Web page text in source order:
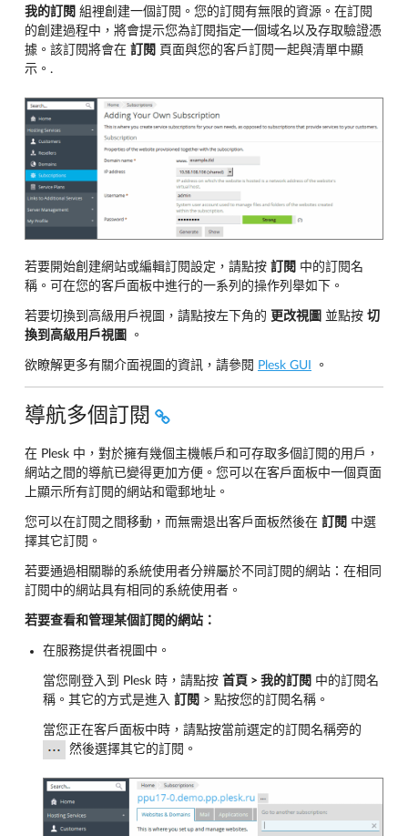
我的訂閱 組裡創建一個訂閱。您的訂閱有無限的資源。在訂閱
的創建過程中，將會提示您為訂閱指定一個域名以及存取驗證憑
據。該訂閱將會在 訂閱 頁面與您的客戶訂閱一起與清單中顯
示。.
若要開始創建網站或編輯訂閱設定，請點按 訂閱 中的訂閱名
稱。可在您的客戶面板中進行的一系列的操作列舉如下。
若要切換到高級用戶視圖，請點按左下角的 更改視圖 並點按 切
換到高級用戶視圖
。
欲瞭解更多有關介面視圖的資訊，請參閱 Plesk GUI 。
導航多個訂閱
在 Plesk 中，對於擁有幾個主機帳戶和可存取多個訂閱的用戶，
網站之間的導航已變得更加方便。您可以在客戶面板中一個頁面
上顯示所有訂閱的網站和電郵地址。
您可以在訂閱之間移動，而無需退出客戶面板然後在 訂閱 中選
擇其它訂閱。
若要通過相關聯的系統使用者分辨屬於不同訂閱的網站：在相同
訂閱中的網站具有相同的系統使用者。
若要查看和管理某個訂閱的網站：
在服務提供者視圖中。
當您剛登入到 Plesk 時，請點按 首頁 > 我的訂閱 中的訂閱名
稱。其它的方式是進入 訂閱 > 點按您的訂閱名稱。
當您正在客戶面板中時，請點按當前選定的訂閱名稱旁的
然後選擇其它的訂閱。